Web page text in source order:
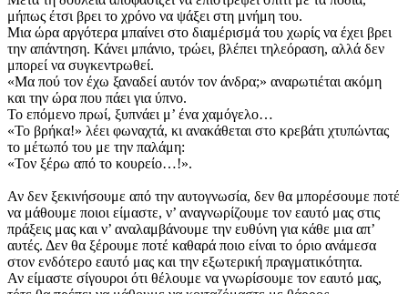
μήπως έτσι βρει το χρόνο να ψάξει στη μνήμη του.
Μια ώρα αργότερα μπαίνει στο διαμέρισμά του χωρίς να έχει βρει
την απάντηση. Κάνει μπάνιο, τρώει, βλέπει τηλεόραση, αλλά δεν
μπορεί να συγκεντρωθεί.
«Μα πού τον έχω ξαναδεί αυτόν τον άνδρα;» αναρωτιέται ακόμη
και την ώρα που πάει για ύπνο.
Το επόμενο πρωί, ξυπνάει μ’ ένα χαμόγελο…
«Το βρήκα!» λέει φωναχτά, κι ανακάθεται στο κρεβάτι χτυπώντας
το μέτωπό του με την παλάμη:
«Τον ξέρω από το κουρείο…!».
Αν δεν ξεκινήσουμε από την αυτογνωσία, δεν θα μπορέσουμε ποτέ
να μάθουμε ποιοι είμαστε, ν’ αναγνωρίζουμε τον εαυτό μας στις
πράξεις μας και ν’ αναλαμβάνουμε την ευθύνη για κάθε μια απ’
αυτές. Δεν θα ξέρουμε ποτέ καθαρά ποιο είναι το όριο ανάμεσα
στον ενδότερο εαυτό μας και την εξωτερική πραγματικότητα.
Αν είμαστε σίγουροι ότι θέλουμε να γνωρίσουμε τον εαυτό μας,